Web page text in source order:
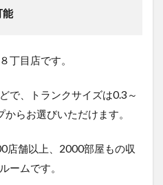
能
丁目店です。
で、トランクサイズは0.3～
らお選びいただけます。
店舗以上、2000部屋もの収
ームです。